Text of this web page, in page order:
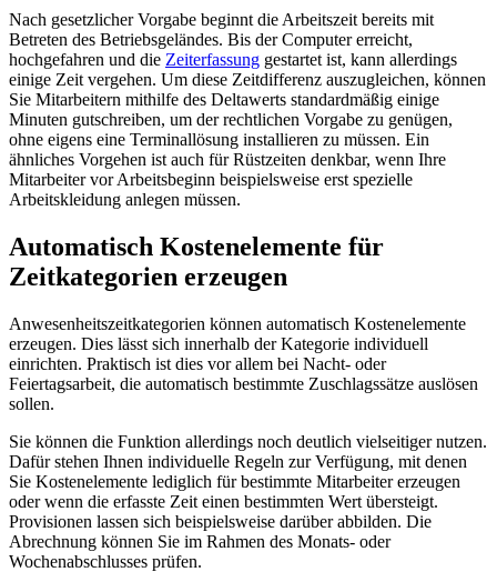
Nach gesetzlicher Vorgabe beginnt die Arbeitszeit bereits mit
Betreten des Betriebsgeländes. Bis der Computer erreicht,
hochgefahren und die Zeiterfassung gestartet ist, kann allerdings
einige Zeit vergehen. Um diese Zeitdifferenz auszugleichen, können
Sie Mitarbeitern mithilfe des Deltawerts standardmäßig einige
Minuten gutschreiben, um der rechtlichen Vorgabe zu genügen,
ohne eigens eine Terminallösung installieren zu müssen. Ein
ähnliches Vorgehen ist auch für Rüstzeiten denkbar, wenn Ihre
Mitarbeiter vor Arbeitsbeginn beispielsweise erst spezielle
Arbeitskleidung anlegen müssen.
Automatisch Kostenelemente für
Zeitkategorien erzeugen
Anwesenheitszeitkategorien können automatisch Kostenelemente
erzeugen. Dies lässt sich innerhalb der Kategorie individuell
einrichten. Praktisch ist dies vor allem bei Nacht- oder
Feiertagsarbeit, die automatisch bestimmte Zuschlagssätze auslösen
sollen.
Sie können die Funktion allerdings noch deutlich vielseitiger nutzen.
Dafür stehen Ihnen individuelle Regeln zur Verfügung, mit denen
Sie Kostenelemente lediglich für bestimmte Mitarbeiter erzeugen
oder wenn die erfasste Zeit einen bestimmten Wert übersteigt.
Provisionen lassen sich beispielsweise darüber abbilden. Die
Abrechnung können Sie im Rahmen des Monats- oder
Wochenabschlusses prüfen.